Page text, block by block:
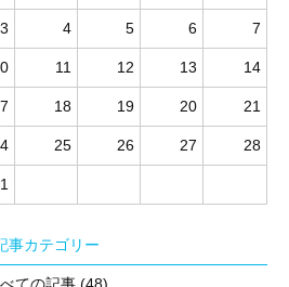
3 4 5 6 7
11 12 13 14
18 19 20 21
25 26 27 28
事カテゴリー
催しています！（zoomによる簡単視
安ければ決まるから高くても納得の時代
代の生活防衛意識により学生の「引っ越
しの常識を変えた！検索から対話へ！